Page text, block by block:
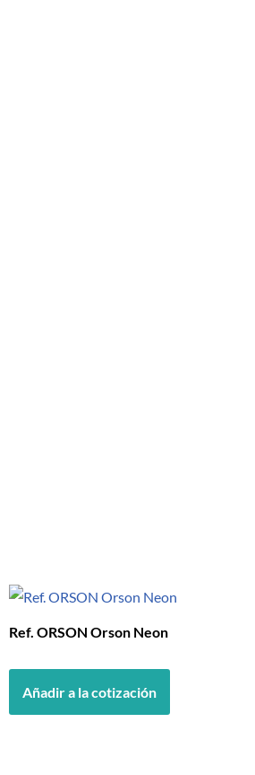
Ref. ORSON Orson Neon
Añadir a la cotización